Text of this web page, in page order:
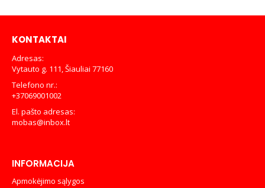
KONTAKTAI
Adresas:
Vytauto g. 111, Šiauliai 77160
Telefono nr.:
+37069001002
El. pašto adresas:
mobas@inbox.lt
INFORMACIJA
Apmokėjimo sąlygos